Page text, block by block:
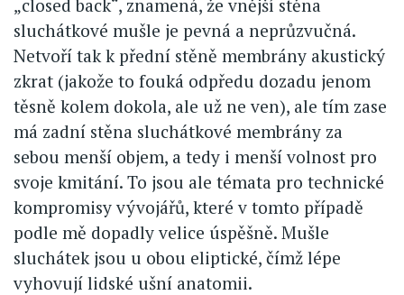
„closed back“, znamená, že vnější stěna
sluchátkové mušle je pevná a neprůzvučná.
Netvoří tak k přední stěně membrány akustický
zkrat (jakože to fouká odpředu dozadu jenom
těsně kolem dokola, ale už ne ven), ale tím zase
má zadní stěna sluchátkové membrány za
sebou menší objem, a tedy i menší volnost pro
svoje kmitání. To jsou ale témata pro technické
kompromisy vývojářů, které v tomto případě
podle mě dopadly velice úspěšně. Mušle
sluchátek jsou u obou eliptické, čímž lépe
vyhovují lidské ušní anatomii.